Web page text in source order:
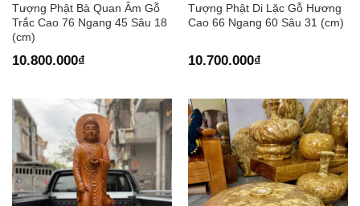
Tượng Phật Bà Quan Âm Gỗ
Trắc Cao 76 Ngang 45 Sâu 18
(cm)
10.800.000₫
Tượng Phật Di Lặc Gỗ Hương
Cao 66 Ngang 60 Sâu 31 (cm)
10.700.000₫